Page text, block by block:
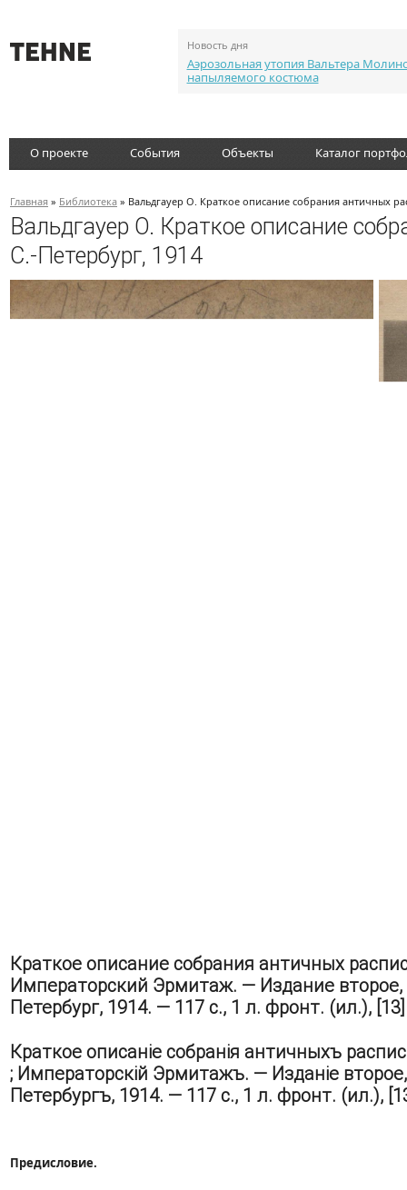
Новость дня
Аэрозольная утопия Вальтера
напыляемого костюма
О проекте События Объекты Каталог
Главная » Библиотека » Вальдгауер О. Краткое описание собрания античных
Вальдгауер О. Краткое описание
С.-Петербург, 1914
Краткое описание собрания античных
Императорский Эрмитаж. — Издание
Петербург, 1914. — 117 с., 1 л. фронт. (ил.),
Краткое описаніе собранія античныхъ
; Императорскій Эрмитажъ. — Изданіе
Петербургъ, 1914. — 117 с., 1 л. фронт. (ил.),
Предисловие.